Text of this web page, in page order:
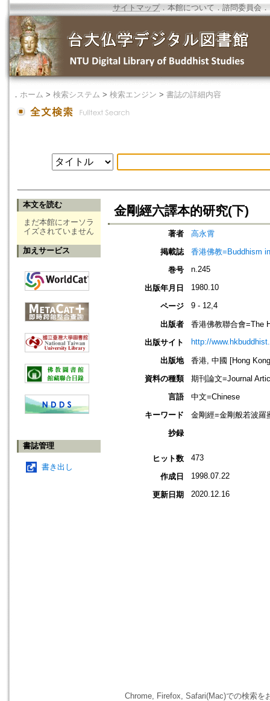
サイトマップ．本館について ． 諮問委員会 ．
． ホーム > 検索システム > 検索エンジン > 書誌の詳細内容
本文を読む
まだ本館にオーソラ
イズされていません
加えサービス
書誌管理
書き出し
金剛經六譯本的研究(下)
著者
高永霄
掲載誌
香港佛教=Buddhism
巻号
n.245
出版年月日 1980.10
ページ 9 - 12,4
出版者
香港佛教聯合會=The
出版サイト
http://
出版地
香港, 中國 [Hong
資料の種類
期刊論文=Journal
言語
中文=Chinese
キーワード
金剛經=金剛般若波羅
抄録
ヒット数 473
作成日 1998.07.22
更新日期 2020.12.16
Chrome, Firefox, Safari(Mac)での検索を